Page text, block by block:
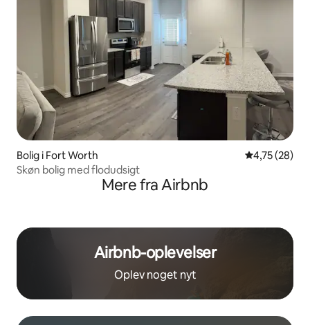
Bolig i Fort Worth 4,75 ud af 5
4,75 (28)
Skøn bolig med flodudsigt
Mere fra Airbnb
Airbnb-oplevelser
Oplev noget nyt